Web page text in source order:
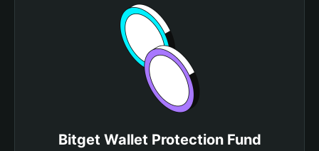
Bitget Wallet Protection Fund